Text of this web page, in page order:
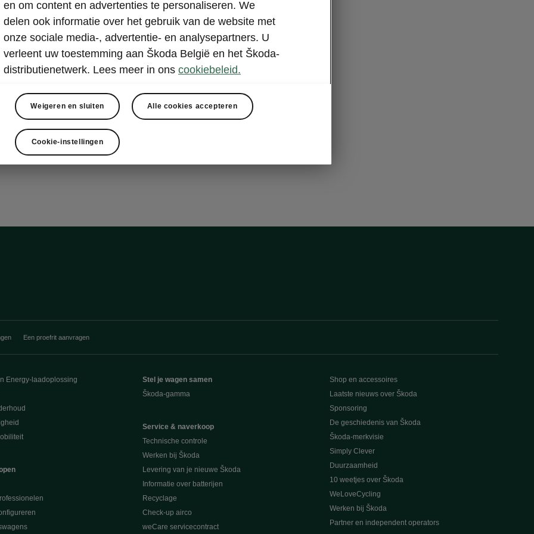
Clever Family
voor de achterzijruiten
airbags achteraan
in de achterste tunnel
Een proefrit aanvragen
Energy-laadoplossing
Stel je wagen samen
Škoda-gamma
Service & naverkoop
Technische controle
Werken bij Škoda
Levering van je nieuwe Škoda
Informatie over batterijen
Recyclage
Check-up airco
weCare servicecontract
Shop en accessoires
Laatste nieuws over Škoda
Sponsoring
De geschiedenis van Škoda
Škoda-merkvisie
Simply Clever
Duurzaamheid
10 weetjes over Škoda
WeLoveCycling
Werken bij Škoda
Partner en independent operators
en om content en advertenties te personaliseren. We
delen ook informatie over het gebruik van de website met
onze sociale media-, advertentie- en analysepartners. U
verleent uw toestemming aan Škoda België en het Škoda-
distributienetwerk. Lees meer in ons cookiebeleid.
Weigeren en sluiten Alle cookies accepteren
Cookie-instellingen